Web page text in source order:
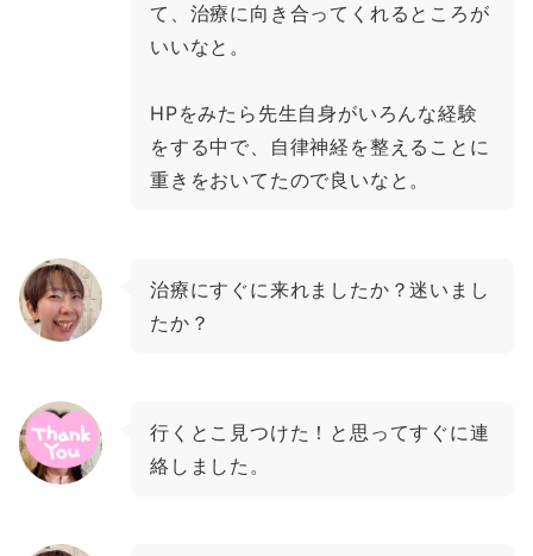
て、治療に向き合ってくれるところが
いいなと。
HPをみたら先生自身がいろんな経験
をする中で、自律神経を整えることに
重きをおいてたので良いなと。
治療にすぐに来れましたか？迷いまし
たか？
行くとこ見つけた！と思ってすぐに連
絡しました。